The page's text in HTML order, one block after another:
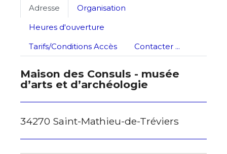
Adresse
Organisation
Heures d'ouverture
Tarifs/Conditions Accès
Contacter ...
Maison des Consuls - musée
d’arts et d’archéologie
34270 Saint-Mathieu-de-Tréviers